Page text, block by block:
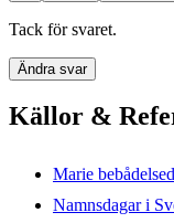
Tack för svaret.
Ändra svar
Källor &
Marie
Namnsdagar i